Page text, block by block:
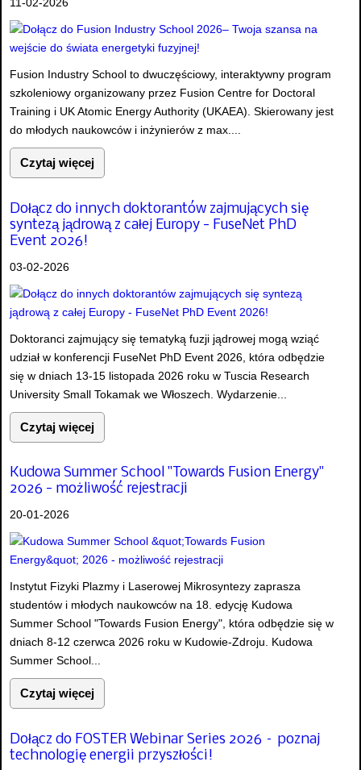
11-02-2026
Fusion Industry School to dwuczęściowy, interaktywny program
szkoleniowy organizowany przez Fusion Centre for Doctoral
Training i UK Atomic Energy Authority (UKAEA). Skierowany jest
do młodych naukowców i inżynierów z max....
Czytaj więcej
Dołącz do innych doktorantów zajmujących się
syntezą jądrową z całej Europy - FuseNet PhD
Event 2026!
03-02-2026
Doktoranci zajmujący się tematyką fuzji jądrowej mogą wziąć
udział w konferencji FuseNet PhD Event 2026, która odbędzie
się w dniach 13-15 listopada 2026 roku w Tuscia Research
University Small Tokamak we Włoszech. Wydarzenie...
Czytaj więcej
Kudowa Summer School "Towards Fusion Energy"
2026 - możliwość rejestracji
20-01-2026
Instytut Fizyki Plazmy i Laserowej Mikrosyntezy zaprasza
studentów i młodych naukowców na 18. edycję Kudowa
Summer School "Towards Fusion Energy", która odbędzie się w
dniach 8-12 czerwca 2026 roku w Kudowie-Zdroju. Kudowa
Summer School...
Czytaj więcej
Dołącz do FOSTER Webinar Series 2026 – poznaj
technologię energii przyszłości!